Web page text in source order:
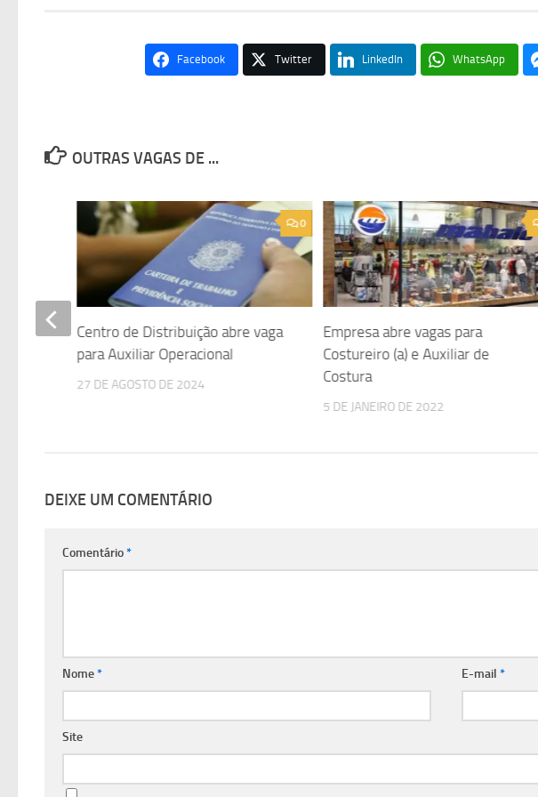
Facebook Twitter LinkedIn WhatsApp
OUTRAS VAGAS DE ...
Empresa abre vagas para
Costureiro (a) e Auxiliar de
Costura
5 DE JANEIRO DE 2022
0
Centro de Distribuição abre vaga
para Auxiliar Operacional
27 DE AGOSTO DE 2024
DEIXE UM COMENTÁRIO
Comentário*
Nome* E-mail*
Site